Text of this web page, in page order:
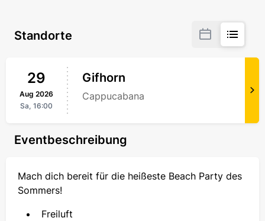
Standorte
29
Aug 2026
Sa, 16:00
Gifhorn
Cappucabana
Eventbeschreibung
Mach dich bereit für die heißeste Beach Party des
Sommers!
Freiluft